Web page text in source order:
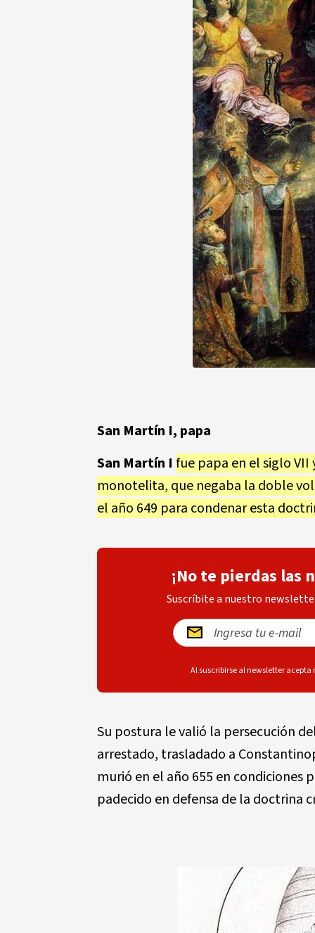
San Martín I, papa
San Martín I fue papa en el siglo
monotelita, que negaba la doble
el año 649 para condenar esta
¡No te pierdas las
Suscríbite a nuestro
Al suscribirse al newsletter acepta
Su postura le valió la persecución
arrestado, trasladado a
murió en el año 655 en condiciones
padecido en defensa de la doctrina